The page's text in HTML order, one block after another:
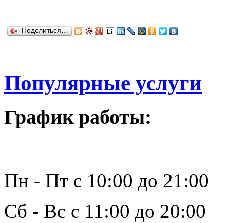
Поделиться…
Популярные услуги
График работы:
Пн - Пт с 10:00 до 21:00
Сб - Вс с 11:00 до 20:00